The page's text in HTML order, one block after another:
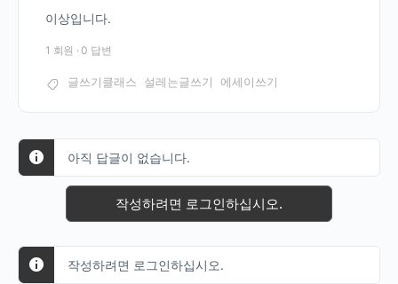
이상입니다.
1 회원 · 0 답변
글쓰기클래스 설레는글쓰기 에세이쓰기
아직 답글이 없습니다.
작성하려면 로그인하십시오.
작성하려면 로그인하십시오.